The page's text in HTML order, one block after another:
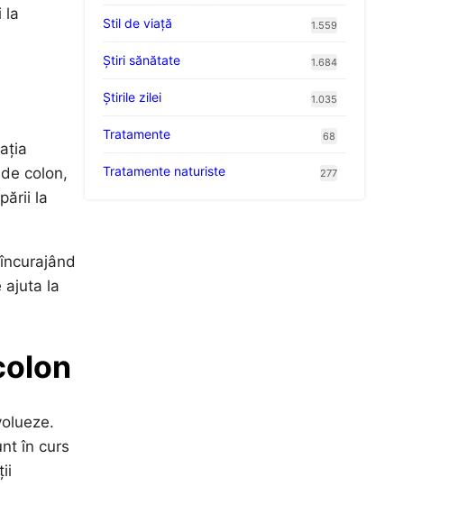
la
colon,
la
ajuta la
în curs
Stil de viaţă 1.559
Ştiri sănătate 1.684
Știrile zilei 1.035
Tratamente 68
Tratamente naturiste 277